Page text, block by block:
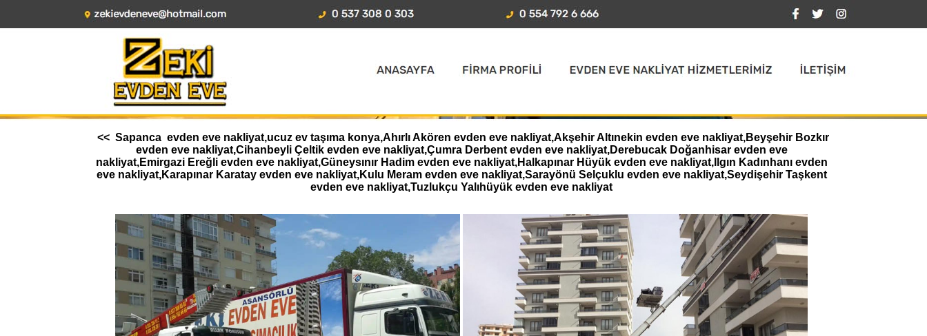
<< Sapanca evden eve nakliyat,ucuz ev taşıma konya,Ahırlı Akören evden eve nakliyat,Akşehir Altınekin evden eve nakliyat,Beyşehir Bozkır
evden eve nakliyat,Cihanbeyli Çeltik evden eve nakliyat,Çumra Derbent evden eve nakliyat,Derebucak Doğanhisar evden eve
nakliyat,Emirgazi Ereğli evden eve nakliyat,Güneysınır Hadim evden eve nakliyat,Halkapınar Hüyük evden eve nakliyat,Ilgın Kadınhanı evden
eve nakliyat,Karapınar Karatay evden eve nakliyat,Kulu Meram evden eve nakliyat,Sarayönü Selçuklu evden eve nakliyat,Seydişehir Taşkent
evden eve nakliyat,Tuzlukçu Yalıhüyük evden eve nakliyat